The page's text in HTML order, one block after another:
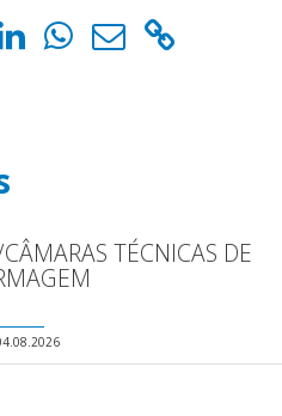
TÉCNICAS DE